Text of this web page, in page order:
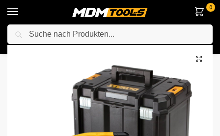
0
Startseite / Elektrowerkzeuge / Anderes Elektrowerkzeuge